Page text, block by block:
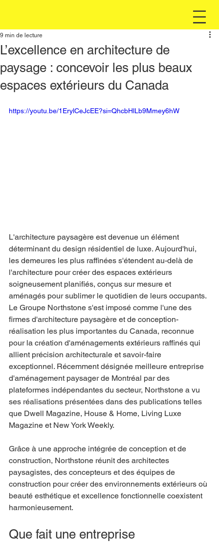
L’excellence en architecture de
paysage : concevoir les plus beaux
espaces extérieurs du Canada
9 min de lecture
https://youtu.be/1ErylCeJcEE?si=QhcbHlLb9Mmey6hW
L'architecture paysagère est devenue un élément
déterminant du design résidentiel de luxe. Aujourd'hui,
les demeures les plus raffinées s'étendent au-delà de
l'architecture pour créer des espaces extérieurs
soigneusement planifiés, conçus sur mesure et
aménagés pour sublimer le quotidien de leurs occupants.
Le Groupe Northstone s'est imposé comme l'une des
firmes d'architecture paysagère et de conception-
réalisation les plus importantes du Canada, reconnue
pour la création d'aménagements extérieurs raffinés qui
allient précision architecturale et savoir-faire
exceptionnel. Récemment désignée meilleure entreprise
d'aménagement paysager de Montréal par des
plateformes indépendantes du secteur, Northstone a vu
ses réalisations présentées dans des publications telles
que Dwell Magazine, House & Home, Living Luxe
Magazine et New York Weekly.
Grâce à une approche intégrée de conception et de
construction, Northstone réunit des architectes
paysagistes, des concepteurs et des équipes de
construction pour créer des environnements extérieurs où
beauté esthétique et excellence fonctionnelle coexistent
harmonieusement.
Que fait une entreprise